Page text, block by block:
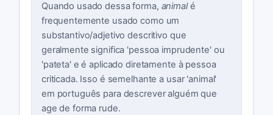
Quando usado dessa forma, animalé
frequentemente usado como um
substantivo/adjetivo descritivo que
geralmente significa 'pessoa imprudente' ou
'pateta' e é aplicado diretamente à pessoa
criticada. Isso é semelhante a usar 'animal'
em português para descrever alguém que
age de forma rude.